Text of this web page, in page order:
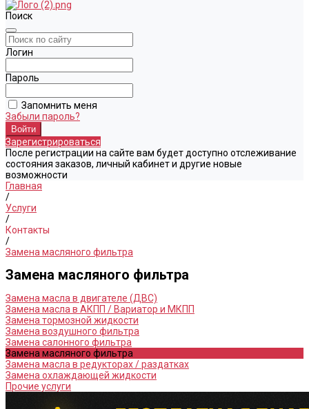
Поиск
Логин
Пароль
Запомнить меня
Забыли пароль?
Зарегистрироваться
После регистрации на сайте вам будет доступно отслеживание
состояния заказов, личный кабинет и другие новые
возможности
Главная
/
Услуги
/
Контакты
/
Замена масляного фильтра
Замена масляного фильтра
Замена масла в двигателе (ДВС)
Замена масла в АКПП / Вариатор и МКПП
Замена тормозной жидкости
Замена воздушного фильтра
Замена салонного фильтра
Замена масляного фильтра
Замена масла в редукторах / раздатках
Замена охлаждающей жидкости
Прочие услуги